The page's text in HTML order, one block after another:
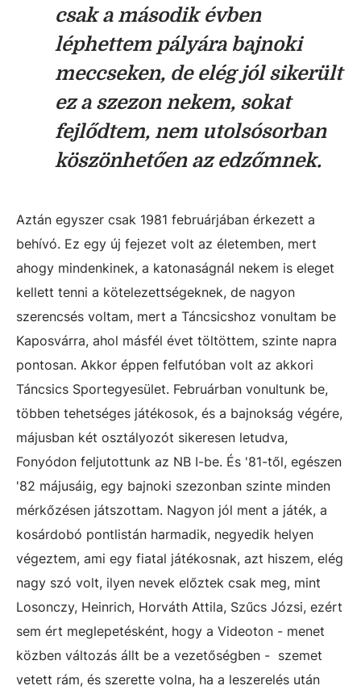
csak a második évben
léphettem pályára bajnoki
meccseken, de elég jól sikerült
ez a szezon nekem, sokat
fejlődtem, nem utolsósorban
köszönhetően az edzőmnek.
Aztán egyszer csak 1981 februárjában érkezett a
behívó. Ez egy új fejezet volt az életemben, mert
ahogy mindenkinek, a katonaságnál nekem is eleget
kellett tenni a kötelezettségeknek, de nagyon
szerencsés voltam, mert a Táncsicshoz vonultam be
Kaposvárra, ahol másfél évet töltöttem, szinte napra
pontosan. Akkor éppen felfutóban volt az akkori
Táncsics Sportegyesület. Februárban vonultunk be,
többen tehetséges játékosok, és a bajnokság végére,
májusban két osztályozót sikeresen letudva,
Fonyódon feljutottunk az NB I-be. És '81-től, egészen
'82 májusáig, egy bajnoki szezonban szinte minden
mérkőzésen játszottam. Nagyon jól ment a játék, a
kosárdobó pontlistán harmadik, negyedik helyen
végeztem, ami egy fiatal játékosnak, azt hiszem, elég
nagy szó volt, ilyen nevek előztek csak meg, mint
Losonczy, Heinrich, Horváth Attila, Szűcs Józsi, ezért
sem ért meglepetésként, hogy a Videoton - menet
közben változás állt be a vezetőségben - szemet
vetett rám, és szerette volna, ha a leszerelés után